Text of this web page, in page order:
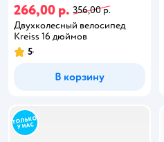
266,00 р. 356,00 р.
Двухколесный велосипед
Kreiss 16 дюймов
5
В корзину